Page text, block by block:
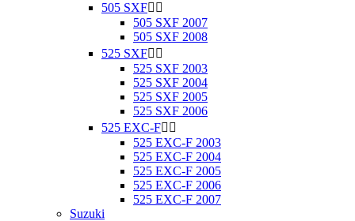
505 SXF 
505 SXF 2007
505 SXF 2008
525 SXF 
525 SXF 2003
525 SXF 2004
525 SXF 2005
525 SXF 2006
525 EXC-F 
525 EXC-F 2003
525 EXC-F 2004
525 EXC-F 2005
525 EXC-F 2006
525 EXC-F 2007
Suzuki